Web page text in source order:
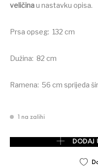
veličinau nastavku opisa.
Prsa opseg: 132 cm
Dužina: 82 cm
Ramena: 56 cm sprijeda
1 na zalihi
HENRY MORELL vintage
DODAJ